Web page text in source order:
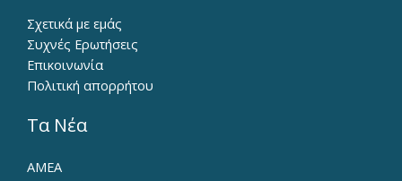
Σχετικά με εμάς
Συχνές Ερωτήσεις
Επικοινωνία
Πολιτική απορρήτου
Τα Νέα
ΑΜΕΑ